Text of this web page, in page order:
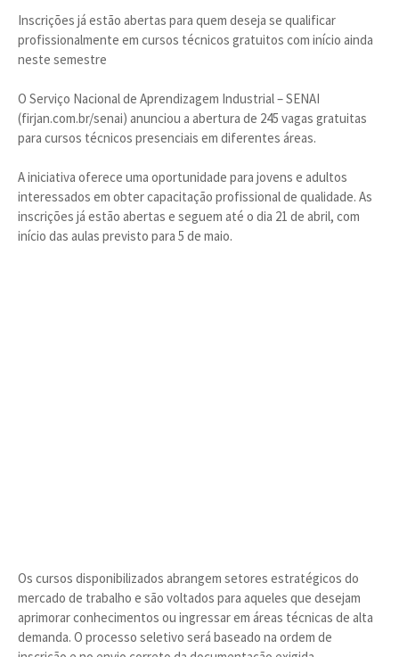
Inscrições já estão abertas para quem deseja se qualificar
profissionalmente em cursos técnicos gratuitos com início ainda
neste semestre
O Serviço Nacional de Aprendizagem Industrial – SENAI
(firjan.com.br/senai) anunciou a abertura de 245 vagas gratuitas
para cursos técnicos presenciais em diferentes áreas.
A iniciativa oferece uma oportunidade para jovens e adultos
interessados em obter capacitação profissional de qualidade. As
inscrições já estão abertas e seguem até o dia 21 de abril, com
início das aulas previsto para 5 de maio.
Os cursos disponibilizados abrangem setores estratégicos do
mercado de trabalho e são voltados para aqueles que desejam
aprimorar conhecimentos ou ingressar em áreas técnicas de alta
demanda. O processo seletivo será baseado na ordem de